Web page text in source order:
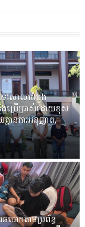
ៅសាលាដំបូង
និងប្រើប្រាស់ដោយខុស
ានការអនុញ្ញាត,
បោកតាមប្រព័ន្ធ